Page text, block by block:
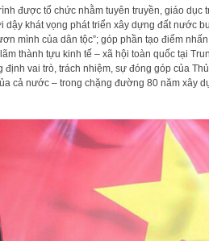
được tổ chức nhằm tuyên truyền, giáo dục
dậy khát vọng phát triển xây dựng đất nước
mình của dân tộc”; góp phần tạo điểm
thành tựu kinh tế – xã hội toàn quốc tại
định vai trò, trách nhiệm, sự đóng góp của
cả nước – trong chặng đường 80 năm xây